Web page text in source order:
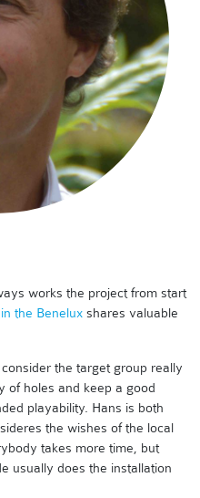
works the project from start
the Benelux shares valuable
the target group really
of holes and keep a good
playability. Hans is both
the wishes of the local
takes more time, but
usually does the installation